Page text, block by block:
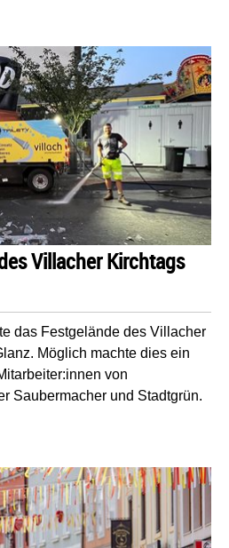
Lebensrettung am Ossiacher
Villacher Kirchtags
das Festgelände des Villacher
Möglich machte dies ein
von
Saubermacher und Stadtgrün.
des Villacher Kirchtags